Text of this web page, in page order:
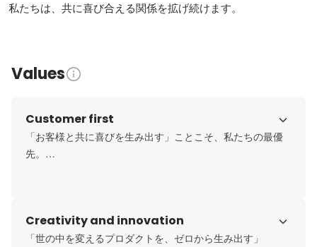
私たちは、共に喜び合える関係を拡げ続けます。
Values
Customer first
「お客様と共に喜びを生み出す」ことこそ、私たちの最優
先。
私たちは、常にお客様と共に喜べる瞬間を増やし続けるこ
とを使命としています。
Creativity and innovation
「世の中を変えるプロダクトを、ゼロから生み出す」